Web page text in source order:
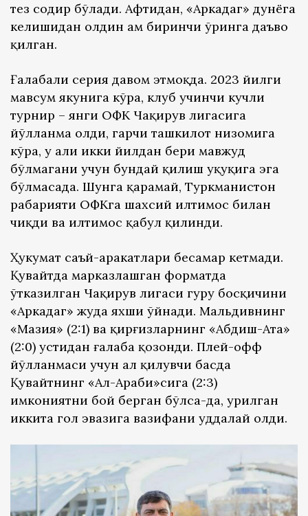
тез содир бўлади. Афтидан, «Аркадаг» дунёга
келишидан олдин ҳам биринчи ўринга даъво
қилган.
Ғалабали серия давом этмоқда. 2023 йилги
мавсум якунига кўра, клуб учинчи кучли
турнир – янги ОФК Чақирув лигасига
йўлланма олди, гарчи ташкилот низомига
кўра, у ҳали икки йилдан бери мавжуд
бўлмагани учун бундай қилиш ҳуқуқига эга
бўлмасада. Шунга қарамай, Туркманистон
раҳбарияти ОФКга шахсий илтимос билан
чиқди ва илтимос қабул қилинди.
Ҳукумат саъй-ҳаракатлари бесамар кетмади.
Қувайтда марказлашган форматда
ўтказилган Чақирув лигаси гуруҳ босқичини
«Аркадаг» жуда яхши ўйнади. Мальдивнинг
«Мазия» (2:1) ва қирғизларнинг «Абдиш-Ата»
(2:0) устидан ғалаба қозонди. Плей-офф
йўлланмаси учун ҳал қилувчи баҳсда
Қувайтнинг «Ал-Араби»сига (2:3)
имкониятни бой берган бўлса-да, урилган
иккита гол эвазига вазифани уддалай олди.